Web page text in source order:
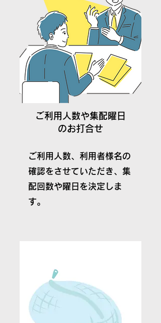
ご利用人数や集配曜日
のお打合せ
ご利用人数、利用者様名の
確認をさせていただき、集
配回数や曜日を決定しま
す。